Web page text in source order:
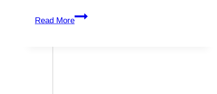
several
Read More
Waarom